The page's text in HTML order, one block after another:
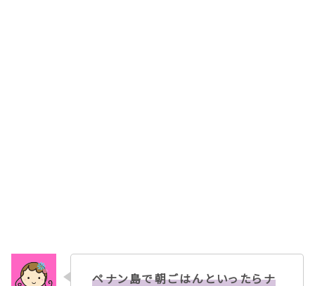
ペナン島で朝ごはんといったらナ